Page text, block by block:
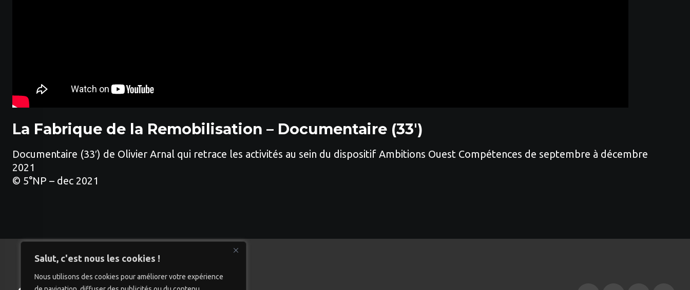
Salut, c'est nous les cookies !
Nous utilisons des cookies pour améliorer votre expérience
La Fabrique de la Remobilisation – Documentaire (33′)
Documentaire (33′) de Olivier Arnal qui retrace les activités au sein du dispositif Ambitions Ouest Compétences de septembre à décembre
2021
© 5°NP – dec 2021